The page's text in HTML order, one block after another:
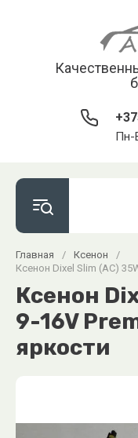
Пн-
Главная / Ксенон
/
Ксенон Dixel Slim (AC)
Ксенон
9-16V
яркости